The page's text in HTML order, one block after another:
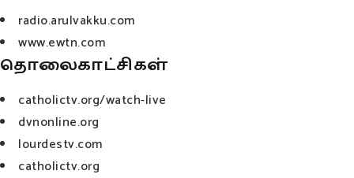
radio.arulvakku.com
www.ewtn.com
தொலைகாட்சிகள்
catholictv.org/watch-live
dvnonline.org
lourdestv.com
catholictv.org